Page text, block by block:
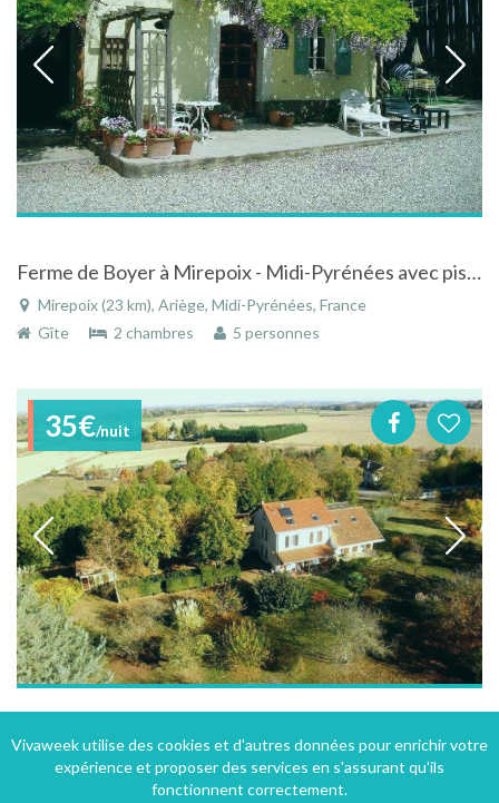
Ferme de Boyer à Mirepoix - Midi-Pyrénées avec piscine
Mirepoix (23 km), Ariège, Midi-Pyrénées, France
Gîte
2 chambres 5 personnes
35€/nuit
La Lampisterie, Maison d'hôtes au Carlaret en Ariège
Le Carlaret (23 km), Ariège, Midi-Pyrénées, France
Vivaweek utilise des cookies et d'autres données pour enrichir votre
expérience et proposer des services en s'assurant qu'ils
fonctionnent correctement.